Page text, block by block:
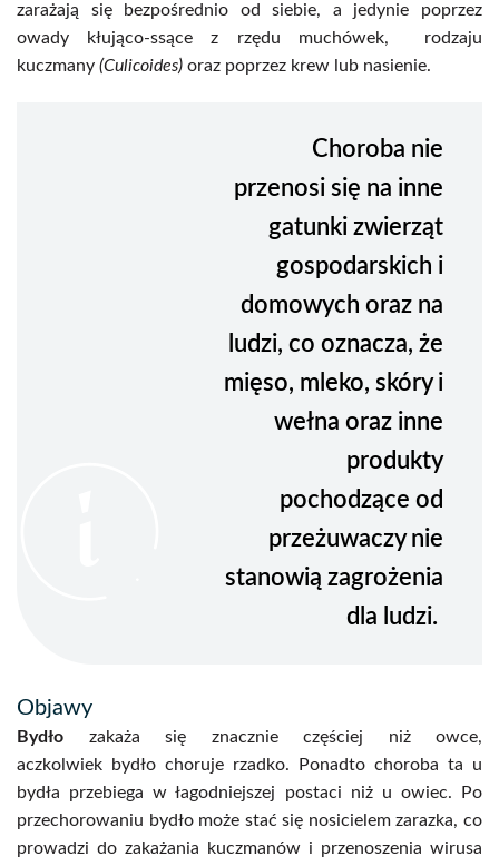
zarażają się bezpośrednio od siebie, a jedynie poprzez
owady kłująco-ssące z rzędu muchówek, rodzaju
kuczmany (Culicoides) oraz poprzez krew lub nasienie.
Choroba nie
przenosi się na inne
gatunki zwierząt
gospodarskich i
domowych oraz na
ludzi, co oznacza, że
mięso, mleko, skóry i
wełna oraz inne
produkty
pochodzące od
przeżuwaczy nie
stanowią zagrożenia
dla ludzi.
Objawy
Bydło zakaża się znacznie częściej niż owce,
aczkolwiek bydło choruje rzadko. Ponadto choroba ta u
bydła przebiega w łagodniejszej postaci niż u owiec. Po
przechorowaniu bydło może stać się nosicielem zarazka, co
prowadzi do zakażania kuczmanów i przenoszenia wirusa